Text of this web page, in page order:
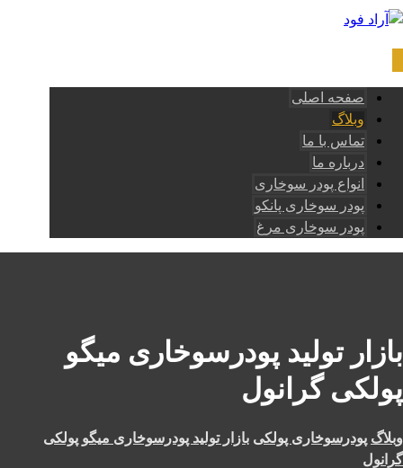
صفحه اصلی
وبلاگ
تماس با ما
درباره ما
انواع پودر سوخاری
پودر سوخاری پانکو
پودر سوخاری مرغ
بازار تولید پودرسوخاری میگو
پولکی گرانول
وبلاگ پودرسوخاری پولکی بازار تولید پودرسوخاری میگو پولکی
گرانول